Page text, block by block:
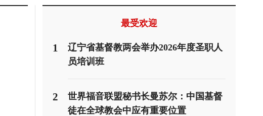
最受欢迎
1
辽宁省基督教两会举办2026年度圣职人
员培训班
2
世界福音联盟秘书长曼苏尔：中国基督
徒在全球教会中应有重要位置